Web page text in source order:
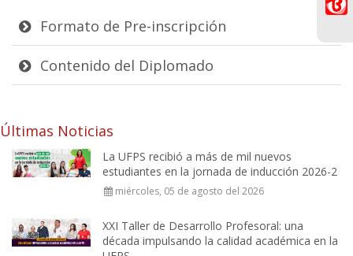
Formato de Pre-inscripción
Contenido del Diplomado
Últimas Noticias
La UFPS recibió a más de mil nuevos
estudiantes en la jornada de inducción 2026-2
miércoles, 05 de agosto del 2026
XXI Taller de Desarrollo Profesoral: una
década impulsando la calidad académica en la